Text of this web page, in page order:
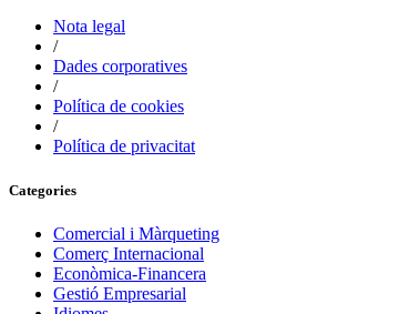
Nota legal
/
Dades corporatives
/
Política de cookies
/
Política de privacitat
Categories
Comercial i Màrqueting
Comerç Internacional
Econòmica-Financera
Gestió Empresarial